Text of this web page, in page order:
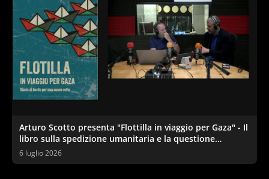
Arturo Scotto presenta "Flottilla in viaggio per Gaza" - Il
libro sulla spedizione umanitaria e la questione
palestinese
6 luglio 2026